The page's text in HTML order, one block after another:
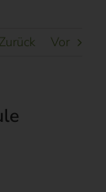
Zurück Vor